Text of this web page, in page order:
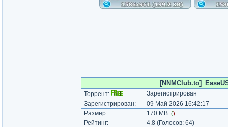
Торрент:
Зарегистрирован
Зарегистрирован:
09 Май 2026 16:42:17
Размер:
170 MB ()
Рейтинг: 4.8 (Голосов: 64)